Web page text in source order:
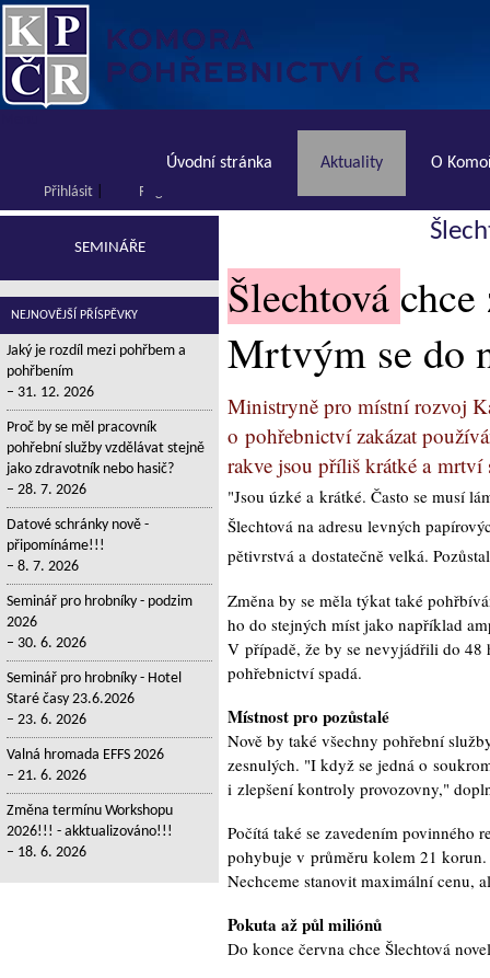
Úvodní stránka Aktuality O
Přihlásit Registrace
Šlechtová
Mrtvým se do
Ministryně pro místní rozvoj
o pohřebnictví zakázat
rakve jsou příliš krátké a
"Jsou úzké a krátké. Často se musí
Šlechtová na adresu levných
pětivrstvá a dostatečně velká.
Změna by se měla týkat také
ho do stejných míst jako například
V případě, že by se nevyjádřili do
pohřebnictví spadá.
Místnost pro pozůstalé
Nově by také všechny pohřební
zesnulých. "I když se jedná o
i zlepšení kontroly provozovny,"
Počítá také se zavedením povinného
pohybuje v průměru kolem 21
Nechceme stanovit maximální cenu,
Pokuta až půl miliónů
Do konce června chce Šlechtová
SEMINÁŘE
NEJNOVĚJŠÍ PŘÍSPĚVKY
Jaký je rozdíl mezi pohřbem a
pohřbením
31. 12. 2026
Proč by se měl pracovník
pohřební služby vzdělávat stejně
jako zdravotník nebo hasič?
28. 7. 2026
Datové schránky nově -
připomínáme!!!
8. 7. 2026
Seminář pro hrobníky - podzim
2026
30. 6. 2026
Seminář pro hrobníky - Hotel
Staré časy 23.6.2026
23. 6. 2026
Valná hromada EFFS 2026
21. 6. 2026
Změna termínu Workshopu
2026!!! - akktualizováno!!!
18. 6. 2026